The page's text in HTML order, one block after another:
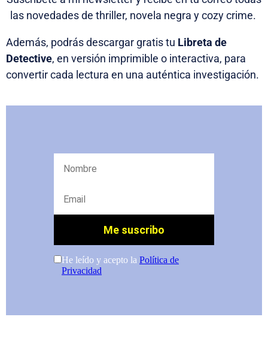
las novedades de thriller, novela negra y cozy crime.
Además, podrás descargar gratis tu Libreta de
Detective, en versión imprimible o interactiva, para
convertir cada lectura en una auténtica investigación.